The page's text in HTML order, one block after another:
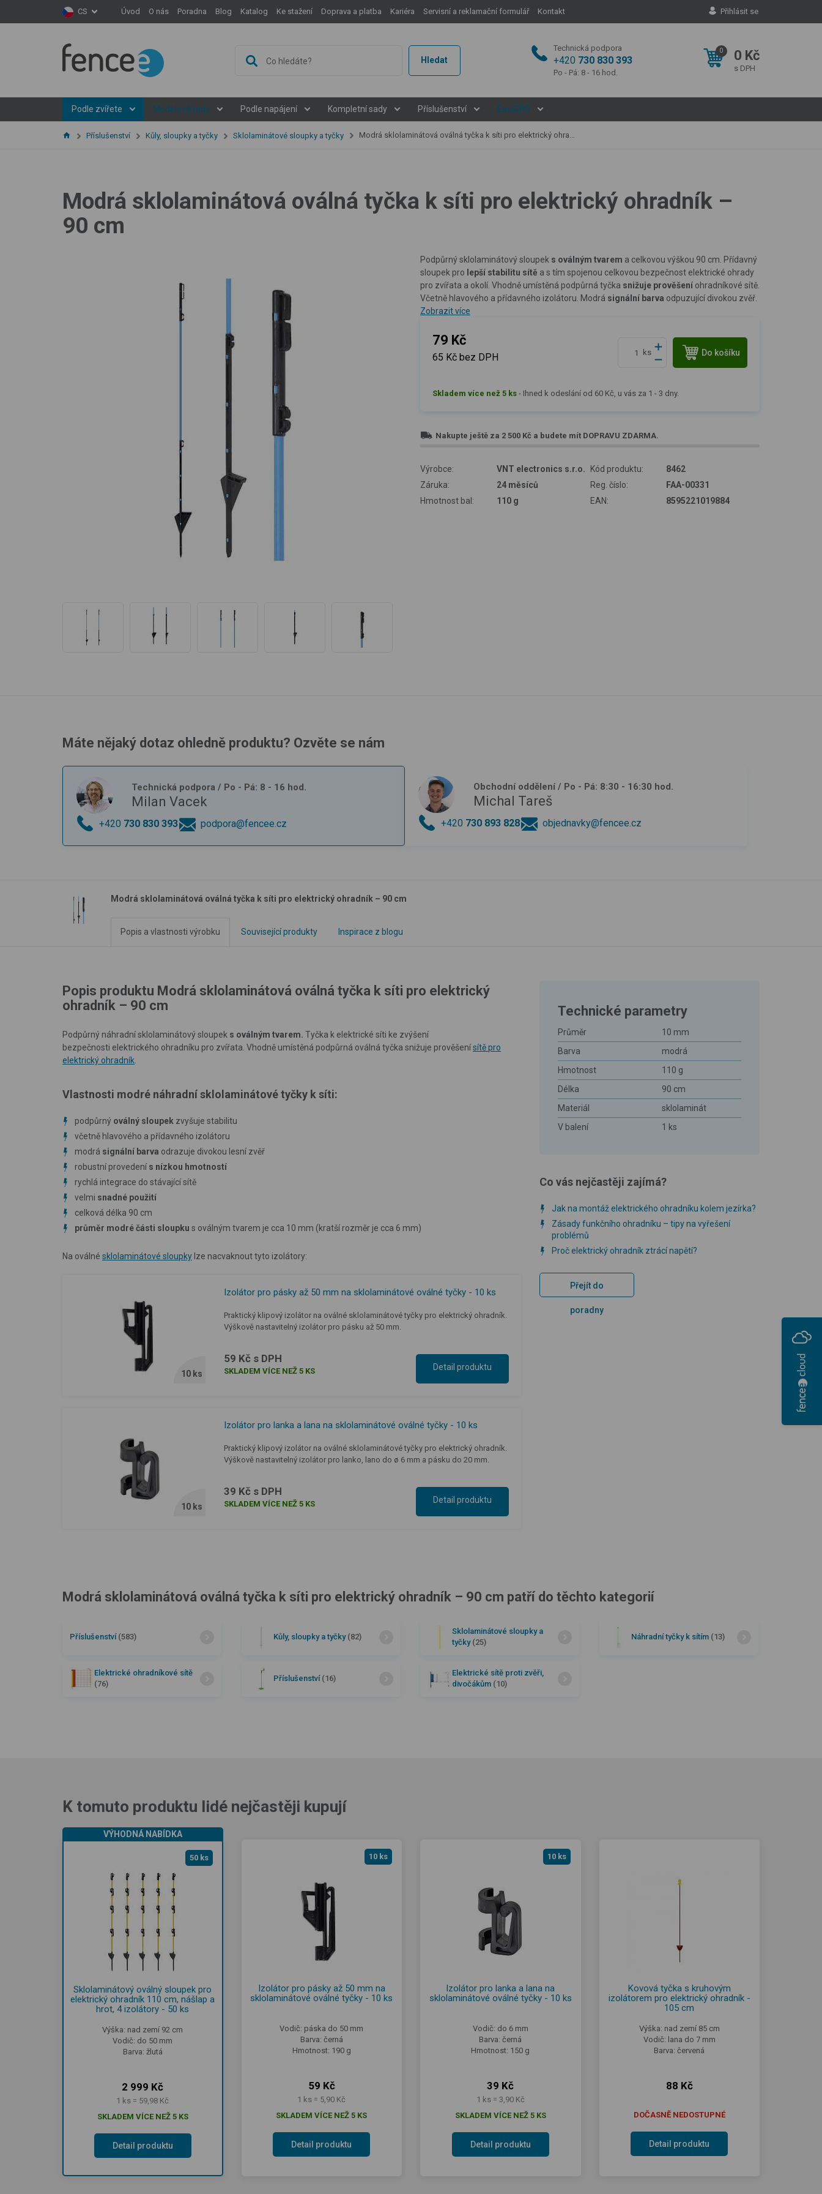
CS Úvod O nás Poradna Blog Katalog Ke stažení Doprava a platba Kariéra Servisní a reklamační formulář Kontakt Přihlásit se
Hledat
Technická podpora
+420 730 830 393
Po - Pá: 8 - 16 hod.
0 0 Kč
s DPH
Podle zvířete Modelové řady Podle napájení Kompletní sady Příslušenství EquiGPS
Příslušenství Kůly, sloupky a tyčky Sklolaminátové sloupky a tyčky Modrá sklolaminátová oválná tyčka k síti pro elektrický ohradník – 90 cm
Modrá sklolaminátová oválná tyčka k síti pro elektrický ohradník –
90 cm
Podpůrný sklolaminátový sloupek s oválným tvarem a celkovou výškou 90 cm. Přídavný
sloupek pro lepší stabilitu sítě a s tím spojenou celkovou bezpečnost elektrické ohrady
pro zvířata a okolí. Vhodně umístěná podpůrná tyčka snižuje prověšení ohradníkové sítě.
Včetně hlavového a přídavného izolátoru. Modrá signální barva odpuzující divokou zvěř.
Zobrazit více
79 Kč
65 Kč bez DPH ks Do košíku
Skladem více než 5 ks - Ihned k odeslání od 60 Kč, u vás za 1 - 3 dny.
Nakupte ještě za 2 500 Kč a budete mít DOPRAVU ZDARMA.
Výrobce: VNT electronics s.r.o. Kód produktu:
8462
Záruka:
24 měsíců Reg. číslo:
FAA-00331
Hmotnost bal:
110 g EAN: 8595221019884
Máte nějaký dotaz ohledně produktu? Ozvěte se nám
Technická podpora / Po - Pá: 8 - 16 hod.
Milan Vacek
+420 730 830 393 podpora@fencee.cz
Obchodní oddělení / Po - Pá: 8:30 - 16:30 hod.
Michal Tareš
+420 730 893 828 objednavky@fencee.cz
Modrá sklolaminátová oválná tyčka k síti pro elektrický ohradník – 90 cm
Popis a vlastnosti výrobku Související produkty Inspirace z blogu
Popis produktu Modrá sklolaminátová oválná tyčka k síti pro elektrický
ohradník – 90 cm
Podpůrný náhradní sklolaminátový sloupek s oválným tvarem. Tyčka k elektrické síti ke zvýšení
bezpečnosti elektrického ohradníku pro zvířata. Vhodně umístěná podpůrná oválná tyčka snižuje prověšenísítě pro
elektrický ohradník
Vlastnosti modré náhradní sklolaminátové tyčky k síti:
podpůrný oválný sloupek zvyšuje stabilitu
včetně hlavového a přídavného izolátoru
modrá signální barva odrazuje divokou lesní zvěř
robustní provedení s nízkou hmotností
rychlá integrace do stávající sítě
velmi snadné použití
celková délka 90 cm
průměr modré části sloupku s oválným tvarem je cca 10 mm (kratší rozměr je cca 6 mm)
Na oválné sklolaminátové sloupky lze nacvaknout tyto izolátory:
10 ks
Izolátor pro pásky až 50 mm na sklolaminátové oválné tyčky - 10 ks
Praktický klipový izolátor na oválné sklolaminátové tyčky pro elektrický ohradník.
Výškově nastavitelný izolátor pro pásku až 50 mm.
59 Kč s DPH
SKLADEM VÍCE NEŽ 5 KS Detail produktu
10 ks
Izolátor pro lanka a lana na sklolaminátové oválné tyčky - 10 ks
Praktický klipový izolátor na oválné sklolaminátové tyčky pro elektrický ohradník.
Výškově nastavitelný izolátor pro lanko, lano do ø 6 mm a pásku do 20 mm.
39 Kč s DPH
SKLADEM VÍCE NEŽ 5 KS Detail produktu
Technické parametry
Průměr
10 mm
Barva
modrá
Hmotnost
110 g
Délka
90 cm
Materiál
sklolaminát
V balení
1 ks
Co vás nejčastěji zajímá?
Jak na montáž elektrického ohradníku kolem jezírka?
Zásady funkčního ohradníku – tipy na vyřešení
problémů
Proč elektrický ohradník ztrácí napětí?
Přejít do
poradny
Modrá sklolaminátová oválná tyčka k síti pro elektrický ohradník – 90 cm patří do těchto kategorií
Příslušenství (583) Kůly, sloupky a tyčky (82)
Sklolaminátové sloupky a
tyčky (25)
Náhradní tyčky k sítím (13)
Elektrické ohradníkové sítě
(76)
Příslušenství (16)
Elektrické sítě proti zvěři,
divočákům (10)
K tomuto produktu lidé nejčastěji kupují
VÝHODNÁ NABÍDKA
50 ks
Sklolaminátový oválný sloupek pro
elektrický ohradník 110 cm, nášlap a
hrot, 4 izolátory - 50 ks
Výška: nad zemí 92 cm
Vodič: do 50 mm
Barva: žlutá
2 999 Kč
1 ks = 59,98 Kč
SKLADEM VÍCE NEŽ 5 KS
Detail produktu
10 ks
Izolátor pro pásky až 50 mm na
sklolaminátové oválné tyčky - 10 ks
Vodič: páska do 50 mm
Barva: černá
Hmotnost: 190 g
59 Kč
1 ks = 5,90 Kč
SKLADEM VÍCE NEŽ 5 KS
Detail produktu
10 ks
Izolátor pro lanka a lana na
sklolaminátové oválné tyčky - 10 ks
Vodič: do 6 mm
Barva: černá
Hmotnost: 150 g
39 Kč
1 ks = 3,90 Kč
SKLADEM VÍCE NEŽ 5 KS
Detail produktu
Kovová tyčka s kruhovým
izolátorem pro elektrický ohradník -
105 cm
Výška: nad zemí 85 cm
Vodič: lana do 7 mm
Barva: červená
88 Kč
DOČASNĚ NEDOSTUPNÉ
Detail produktu